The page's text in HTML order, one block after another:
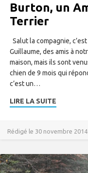
Burton, un
Terrier
Salut la compagnie,
Guillaume, des amis à
maison, mais ils sont
chien de 9 mois qui
c’est un…
LIRE LA SUITE
Rédigé le 30 novembre 2014